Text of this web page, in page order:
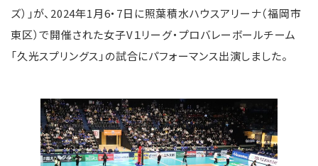
ズ）」が、2024年1月6・7日に照葉積水ハウスアリーナ（福岡市
東区）で開催された女子V１リーグ・プロバレーボールチーム
「久光スプリングス」の試合にパフォーマンス出演しました。